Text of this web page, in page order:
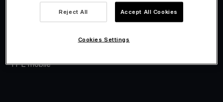
Financement Viva.com
TPE mobile
Reject All Accept All Cookies
Cookies Settings